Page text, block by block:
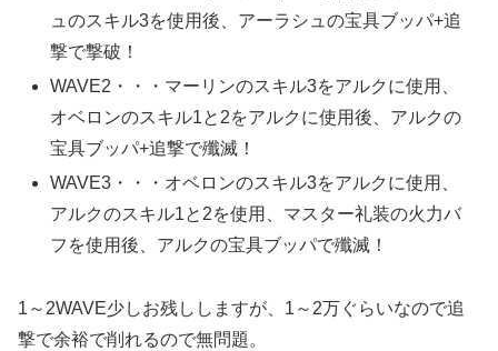
ュのスキル3を使用後、アーラシュの宝具ブッパ+追
撃で撃破！
WAVE2・・・マーリンのスキル3をアルクに使用、
オベロンのスキル1と2をアルクに使用後、アルクの
宝具ブッパ+追撃で殲滅！
WAVE3・・・オベロンのスキル3をアルクに使用、
アルクのスキル1と2を使用、マスター礼装の火力バ
フを使用後、アルクの宝具ブッパで殲滅！
1～2WAVE少しお残ししますが、1～2万ぐらいなので追
撃で余裕で削れるので無問題。